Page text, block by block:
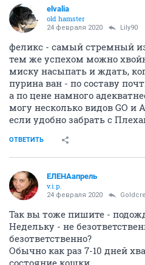
elvalia
old hamster
24 февраля 2020 Lily90
феликс - самый стремный
тем же успехом можно
миску насыпать и ждать,
пурина ван - по составу
а по цене намного
могу несколько видов GO и
если удобно забрать с
ОТВЕТИТЬ
ЕЛЕНАапрель
v.i.p.
24 февраля 2020
Так вы тоже пишите -
Недельку - не
безответственно?
Обычно как раз 7-10 дней
состояние кошки.